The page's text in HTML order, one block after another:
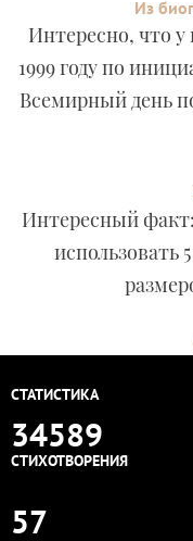
Из
Интересно, что у
1999 году по
Всемирный день
Интересный
использовать
СТАТИСТИКА
34589
СТИХОТВОРЕНИЯ
57